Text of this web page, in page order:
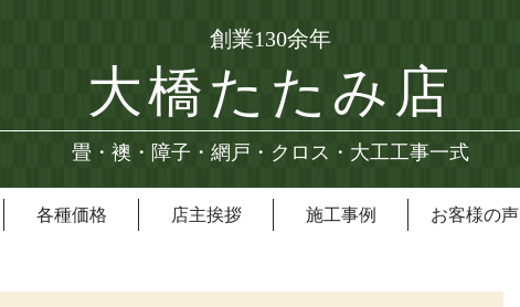
創業130余年
大橋たたみ店
畳・襖・障子・網戸・クロス・大工工事一式
各種価格 店主挨拶 施工事例 お客様の声